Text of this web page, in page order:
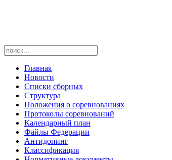
Главная
Новости
Списки сборных
Структура
Положения о соревнованиях
Протоколы соревнований
Календарный план
Файлы Федерации
Антидопинг
Классификация